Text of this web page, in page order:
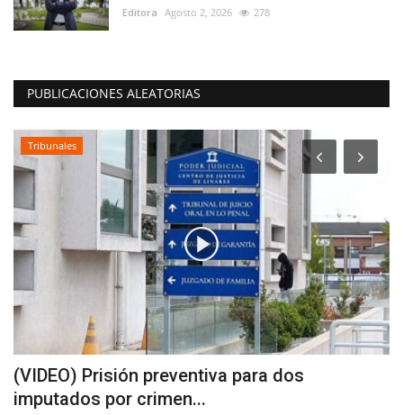
Editora Agosto 2, 2026 278
PUBLICACIONES ALEATORIAS
Tribunales
(VIDEO) Prisión preventiva para dos
imputados por crimen...